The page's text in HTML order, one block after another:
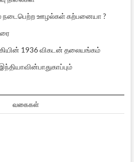
நடைபெற்ற ஊழல்கள் கற்பனையா ?
1936 விகடன் தலையங்கம்
வகைகள்